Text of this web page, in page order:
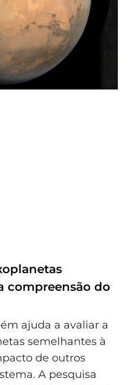
compreensão do
ajuda a avaliar a
semelhantes à
de outros
A pesquisa